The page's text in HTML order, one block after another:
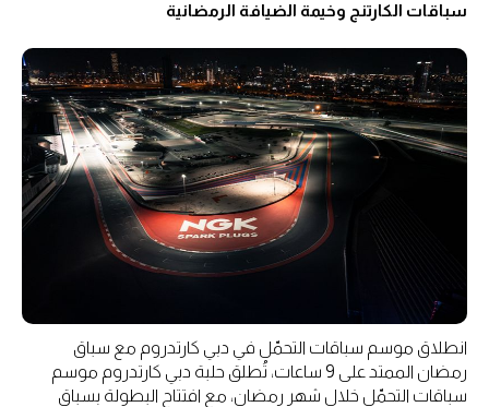
سباقات الكارتنج وخيمة الضيافة الرمضانية
انطلاق موسم سباقات التحمّل في دبي كارتدروم مع سباق
رمضان الممتد على 9 ساعات، تُطلق حلبة دبي كارتدروم موسم
سباقات التحمّل خلال شهر رمضان، مع افتتاح البطولة بسباق